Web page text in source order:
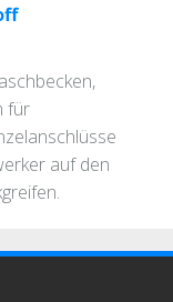
für
auf den